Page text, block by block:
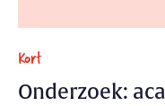
Kort
Onderzoek: